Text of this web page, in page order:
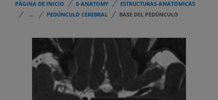
PÁGINA DE INICIO E-ANATOMY
ESTRUCTURAS-ANATOMICAS
...
PEDÚNCULO CEREBRAL BASE DEL PEDÚNCULO